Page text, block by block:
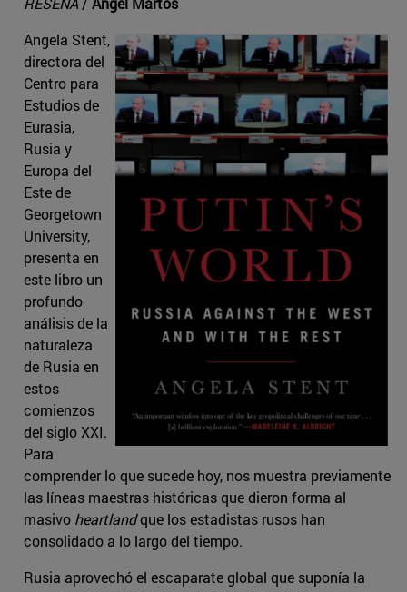
Angela Stent,
directora del
Centro para
Estudios de
Eurasia,
Rusia y
Europa del
Este de
Georgetown
University,
presenta en
este libro un
profundo
análisis de la
naturaleza
de Rusia en
estos
comienzos
del siglo XXI.
Para
comprender lo que sucede hoy, nos muestra previamente
las líneas maestras históricas que dieron forma al
masivo heartlandque los estadistas rusos han
consolidado a lo largo del tiempo.
Rusia aprovechó el escaparate global que suponía la